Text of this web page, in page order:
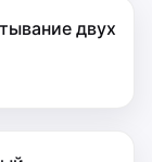
двух